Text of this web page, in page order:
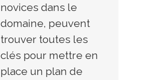
novices dans le
domaine, peuvent
trouver toutes les
clés pour mettre en
place un plan de